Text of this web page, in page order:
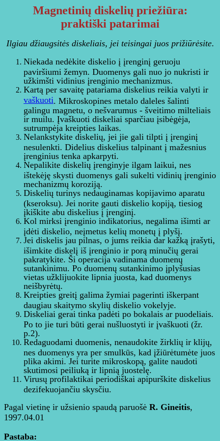
Magnetinių diskelių priežiūra:
praktiški patarimai
Ilgiau džiaugsitės diskeliais, jei teisingai juos prižiūrėsite.
Niekada nedėkite diskelio į įrenginį geruoju
paviršiumi žemyn. Duomenys gali nuo jo nukristi ir
užkimšti vidinius įrenginio mechanizmus.
Kartą per savaitę patariama diskelius reikia valyti ir
vaškuoti . Mikroskopines metalo daleles šalinti
galingu magnetu, o nešvarumus - šveitimo milteliais
ir muilu. Įvaškuoti diskeliai sparčiau įsibėgėja,
sutrumpėja kreipties laikas.
Nelankstykite diskelių, jei jie gali tilpti į įrenginį
nesulenkti. Didelius diskelius talpinant į mažesnius
įrenginius tenka apkarpyti.
Nepalikite diskelių įrenginyje ilgam laikui, nes
ištekėję skysti duomenys gali sukelti vidinių įrenginio
mechanizmų koroziją.
Diskelių turinys nedauginamas kopijavimo aparatu
(kseroksu). Jei norite gauti diskelio kopiją, tiesiog
įkiškite abu diskelius į įrenginį.
Kol mirksi įrenginio indikatorius, negalima išimti ar
įdėti diskelio, neįmetus kelių monetų į plyšį.
Jei diskelis jau pilnas, o jums reikia dar kažką įrašyti,
išimkite diskelį iš įrenginio ir porą minučių gerai
pakratykite. Ši operacija vadinama duomenų
sutankinimu. Po duomenų sutankinimo įplyšusias
vietas užklijuokite lipnia juosta, kad duomenys
neišbyrėtų.
Kreipties greitį galima žymiai pagerinti iškerpant
daugiau skaitymo skylių diskelio vokelyje.
Diskeliai gerai tinka padėti po bokalais ar puodeliais.
Po to jie turi būti gerai nušluostyti ir įvaškuoti (žr.
p.2).
Redaguodami duomenis, nenaudokite žirklių ir klijų,
nes duomenys yra per smulkūs, kad įžiūrėtumėte juos
plika akimi. Jei turite mikroskopą, galite naudoti
skutimosi peiliuką ir lipnią juostelę.
Virusų profilaktikai periodiškai apipurškite diskelius
dezifekuojančiu skysčiu.
Pagal vietinę ir užsienio spaudą paruošė R. Gineitis,
1997.04.01
Pastaba: